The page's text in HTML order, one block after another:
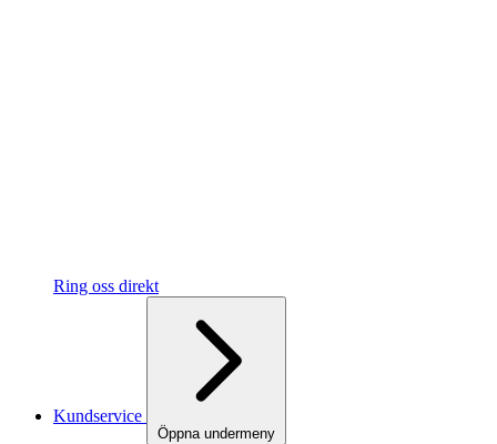
Ring oss direkt
Kundservice
Öppna undermeny